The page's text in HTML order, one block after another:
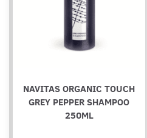
NAVITAS ORGANIC TOUCH
GREY PEPPER SHAMPOO
250ML